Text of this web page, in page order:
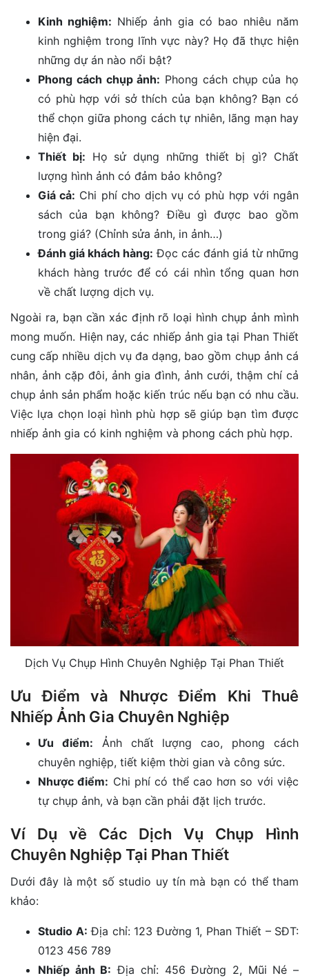
Kinh nghiệm: Nhiếp ảnh gia có bao nhiêu năm
kinh nghiệm trong lĩnh vực này? Họ đã thực hiện
những dự án nào nổi bật?
Phong cách chụp ảnh: Phong cách chụp của họ
có phù hợp với sở thích của bạn không? Bạn có
thể chọn giữa phong cách tự nhiên, lãng mạn hay
hiện đại.
Thiết bị: Họ sử dụng những thiết bị gì? Chất
lượng hình ảnh có đảm bảo không?
Giá cả: Chi phí cho dịch vụ có phù hợp với ngân
sách của bạn không? Điều gì được bao gồm
trong giá? (Chỉnh sửa ảnh, in ảnh…)
Đánh giá khách hàng: Đọc các đánh giá từ những
khách hàng trước để có cái nhìn tổng quan hơn
về chất lượng dịch vụ.
Ngoài ra, bạn cần xác định rõ loại hình chụp ảnh mình
mong muốn. Hiện nay, các nhiếp ảnh gia tại Phan Thiết
cung cấp nhiều dịch vụ đa dạng, bao gồm chụp ảnh cá
nhân, ảnh cặp đôi, ảnh gia đình, ảnh cưới, thậm chí cả
chụp ảnh sản phẩm hoặc kiến trúc nếu bạn có nhu cầu.
Việc lựa chọn loại hình phù hợp sẽ giúp bạn tìm được
nhiếp ảnh gia có kinh nghiệm và phong cách phù hợp.
Dịch Vụ Chụp Hình Chuyên Nghiệp Tại Phan Thiết
Ưu Điểm và Nhược Điểm Khi Thuê
Nhiếp Ảnh Gia Chuyên Nghiệp
Ưu điểm: Ảnh chất lượng cao, phong cách
chuyên nghiệp, tiết kiệm thời gian và công sức.
Nhược điểm: Chi phí có thể cao hơn so với việc
tự chụp ảnh, và bạn cần phải đặt lịch trước.
Ví Dụ về Các Dịch Vụ Chụp Hình
Chuyên Nghiệp Tại Phan Thiết
Dưới đây là một số studio uy tín mà bạn có thể tham
khảo:
Studio A: Địa chỉ: 123 Đường 1, Phan Thiết – SĐT:
0123 456 789
Nhiếp ảnh B: Địa chỉ: 456 Đường 2, Mũi Né –